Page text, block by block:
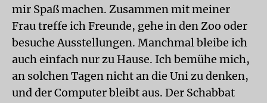
mir Spaß machen. Zusammen mit meiner
Frau treffe ich Freunde, gehe in den Zoo oder
besuche Ausstellungen. Manchmal bleibe ich
auch einfach nur zu Hause. Ich bemühe mich,
an solchen Tagen nicht an die Uni zu denken,
und der Computer bleibt aus. Der Schabbat